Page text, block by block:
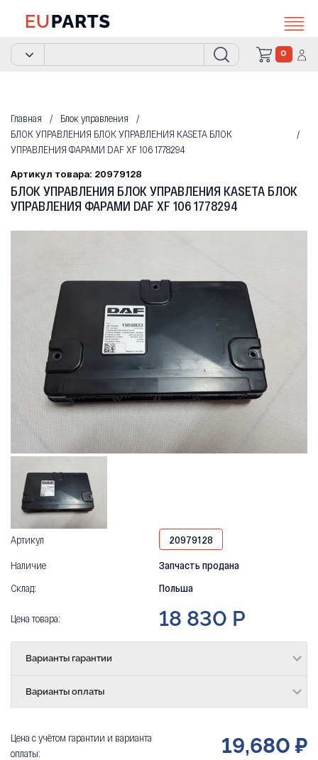
0
Главная
Блок управления
БЛОК УПРАВЛЕНИЯ БЛОК УПРАВЛЕНИЯ KASETA БЛОК
УПРАВЛЕНИЯ ФАРАМИ DAF XF 106 1778294
Артикул товара: 20979128
БЛОК УПРАВЛЕНИЯ БЛОК УПРАВЛЕНИЯ KASETA БЛОК
УПРАВЛЕНИЯ ФАРАМИ DAF XF 106 1778294
Артикул
20979128
Наличие
Запчасть продана
Склад:
Польша
Цена товара: 18 830 Р
Варианты гарантии
Варианты оплаты
Цена с учётом гарантии и варианта
оплаты:
19,680 ₽